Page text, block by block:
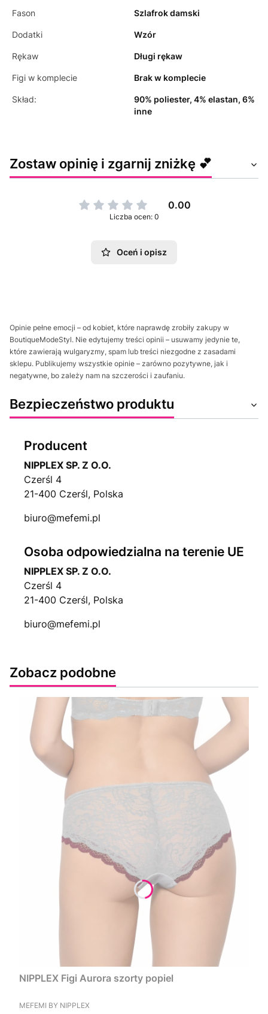
Fason Szlafrok damski
Dodatki Wzór
Rękaw Długi rękaw
Figi w komplecie Brak w komplecie
Skład:
90% poliester, 4% elastan, 6%
inne
Zostaw opinię i zgarnij zniżkę 💕
0.00
Liczba ocen: 0
Oceń i opisz
Opinie pełne emocji – od kobiet, które naprawdę zrobiły zakupy w
BoutiqueModeStyl. Nie edytujemy treści opinii – usuwamy jedynie te,
które zawierają wulgaryzmy, spam lub treści niezgodne z zasadami
sklepu. Publikujemy wszystkie opinie – zarówno pozytywne, jak i
negatywne, bo zależy nam na szczerości i zaufaniu.
Bezpieczeństwo produktu
Producent
NIPPLEX SP. Z O.O.
Czerśl 4
21-400 Czerśl, Polska
biuro@mefemi.pl
Osoba odpowiedzialna na terenie UE
NIPPLEX SP. Z O.O.
Czerśl 4
21-400 Czerśl, Polska
biuro@mefemi.pl
Zobacz podobne
NIPPLEX Figi Aurora szorty popiel
PRODUCENT
MEFEMI BY NIPPLEX